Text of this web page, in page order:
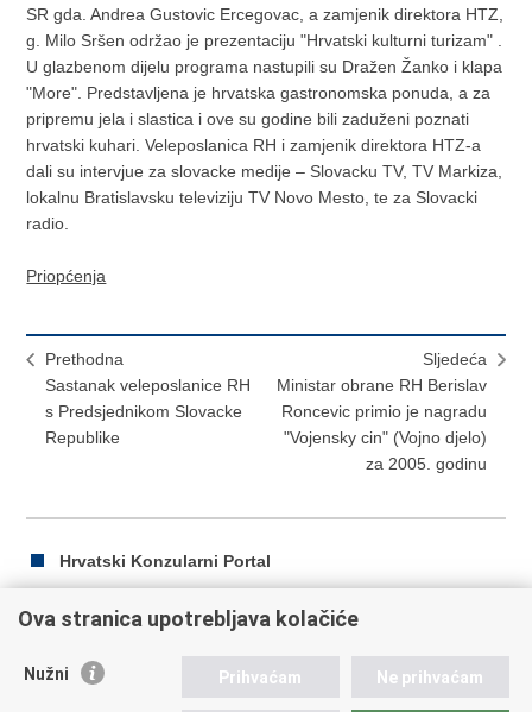
SR gda. Andrea Gustovic Ercegovac, a zamjenik direktora HTZ,
g. Milo Sršen održao je prezentaciju "Hrvatski kulturni turizam" .
U glazbenom dijelu programa nastupili su Dražen Žanko i klapa
"More". Predstavljena je hrvatska gastronomska ponuda, a za
pripremu jela i slastica i ove su godine bili zaduženi poznati
hrvatski kuhari. Veleposlanica RH i zamjenik direktora HTZ-a
dali su intervjue za slovacke medije – Slovacku TV, TV Markiza,
lokalnu Bratislavsku televiziju TV Novo Mesto, te za Slovacki
radio.
Priopćenja
Prethodna
Sastanak veleposlanice RH
s Predsjednikom Slovacke
Republike
Sljedeća
Ministar obrane RH Berislav
Roncevic primio je nagradu
"Vojensky cin" (Vojno djelo)
za 2005. godinu
Hrvatski Konzularni Portal
Ispiši
Podijeli
Ova stranica upotrebljava kolačiće
Nužni Prihvaćam Ne prihvaćam